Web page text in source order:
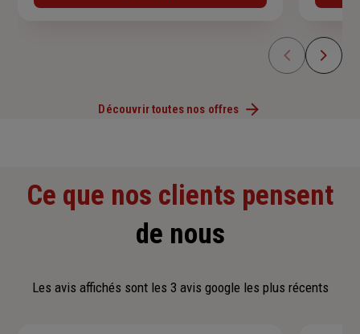
Découvrir toutes nos offres
Ce que nos clients pensent
de nous
Les avis affichés sont les 3 avis google les plus récents